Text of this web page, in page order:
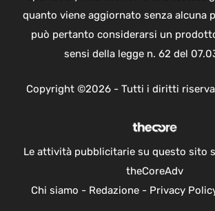
quanto viene aggiornato senza alcuna
può pertanto considerarsi un
sensi della legge n. 62 del
Copyright ©2026 - Tutti i diritti
Le attività pubblicitarie su questo sito
theCoreAdv
Chi siamo - Redazione- Privacy